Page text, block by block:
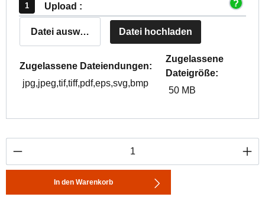
Upload :
Datei auswählen Datei hochladen
Zugelassene Dateiendungen:
jpg,jpeg,tif,tiff,pdf,eps,svg,bmp
Zugelassene
Dateigröße:
50 MB
Produkt Anzahl: Gib den gewünschten
In den Warenkorb